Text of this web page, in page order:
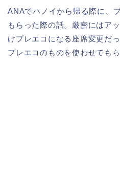
ANAでハノイから帰る際に、
もらった際の話。厳密にはア
けプレエコになる座席変更だ
プレエコのものを使わせても